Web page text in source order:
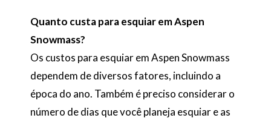
Quanto custa para esquiar em Aspen
Snowmass?
Os custos para esquiar em Aspen Snowmass
dependem de diversos fatores, incluindo a
época do ano. Também é preciso considerar o
número de dias que você planeja esquiar e as